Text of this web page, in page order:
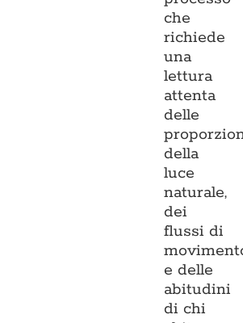
che
richiede
una
lettura
attenta
delle
della
luce
naturale,
dei
flussi di
e delle
abitudini
di chi